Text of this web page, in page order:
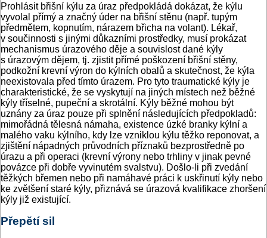
Prohlásit břišní kýlu za úraz předpokládá dokázat, že kýlu
vyvolal přímý a značný úder na břišní stěnu (např. tupým
předmětem, kopnutím, nárazem břicha na volant). Lékař,
v součinnosti s jinými důkazními prostředky, musí prokázat
mechanismus úrazového děje a souvislost dané kýly
s úrazovým dějem, tj. zjistit přímé poškození břišní stěny,
podkožní krevní výron do kýlních obalů a skutečnost, že kýla
neexistovala před tímto úrazem. Pro tyto traumatické kýly je
charakteristické, že se vyskytují na jiných místech než běžné
kýly tříselné, pupeční a skrotální. Kýly běžné mohou být
uznány za úraz pouze při splnění následujících předpokladů:
mimořádná tělesná námaha, existence úzké branky kýlní a
malého vaku kýlního, kdy lze vzniklou kýlu těžko reponovat, a
zjištění nápadných průvodních příznaků bezprostředně po
úrazu a při operaci (krevní výrony nebo trhliny v jinak pevné
povázce při dobře vyvinutém svalstvu). Došlo-li při zvedání
těžkých břemen nebo při namáhavé práci k uskřinutí kýly nebo
ke zvětšení staré kýly, přiznává se úrazová kvalifikace zhoršení
kýly již existující.
Přepětí sil